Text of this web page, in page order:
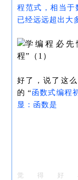
程范式 ，相当
已经远远超出大
好了，说了这
的 “函数式编程
显：函数是
觉得好